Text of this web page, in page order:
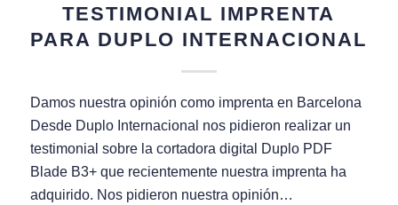
TESTIMONIAL IMPRENTA
PARA DUPLO INTERNACIONAL
Damos nuestra opinión como imprenta en Barcelona
Desde Duplo Internacional nos pidieron realizar un
testimonial sobre la cortadora digital Duplo PDF
Blade B3+ que recientemente nuestra imprenta ha
adquirido. Nos pidieron nuestra opinión…